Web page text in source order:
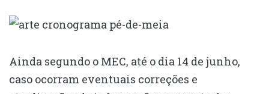
Ainda segundo o MEC, até o dia 14 de junho,
caso ocorram eventuais correções e